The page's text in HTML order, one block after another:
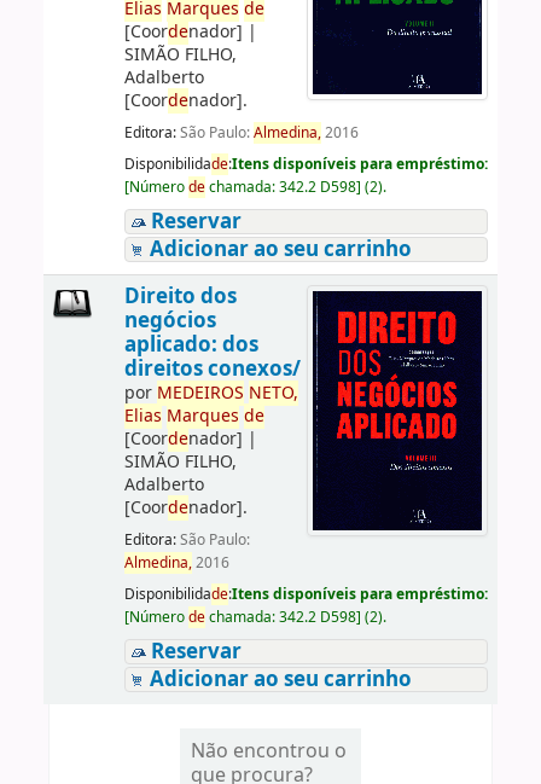
Elias Marques de
[Coordenador] |
SIMÃO FILHO,
Adalberto
[Coordenador].
Editora:São Paulo:Almedina,2016
Disponibilidade:Itens disponíveis para empréstimo:
[Númerodechamada:342.2 D598] (2).
Reservar
Adicionar ao seu carrinho
Direito dos
negócios
aplicado: dos
direitos conexos/
por MEDEIROS NETO,
Elias Marques de
[Coordenador] |
SIMÃO FILHO,
Adalberto
[Coordenador].
Editora:São Paulo:
Almedina,2016
Disponibilidade:Itens disponíveis para empréstimo:
[Númerodechamada:342.2 D598] (2).
Reservar
Adicionar ao seu carrinho
Não encontrou o
que procura?